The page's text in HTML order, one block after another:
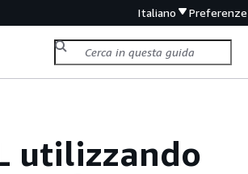
Italiano Preferenze
utilizzando